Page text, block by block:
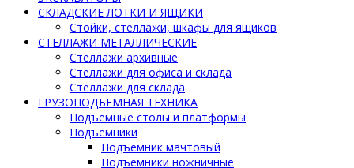
СКЛАДСКИЕ ЛОТКИ И ЯЩИКИ
Стойки, стеллажи, шкафы для ящиков
СТЕЛЛАЖИ МЕТАЛЛИЧЕСКИЕ
Стеллажи архивные
Стеллажи для офиса и склада
Стеллажи для склада
ГРУЗОПОДЪЕМНАЯ ТЕХНИКА
Подъемные столы и платформы
Подъёмники
Подъемник мачтовый
Подъемники ножничные